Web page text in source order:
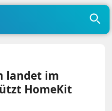
landet im
HomeKit